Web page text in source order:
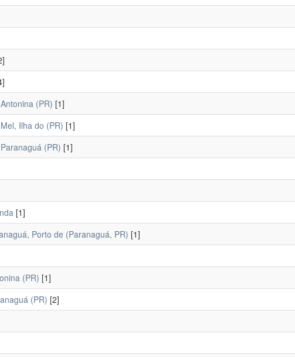
(PR) [1]
Ilha do (PR) [1]
(PR) [1]
[1]
Porto de (Paranaguá, PR) [1]
(PR) [1]
(PR) [2]